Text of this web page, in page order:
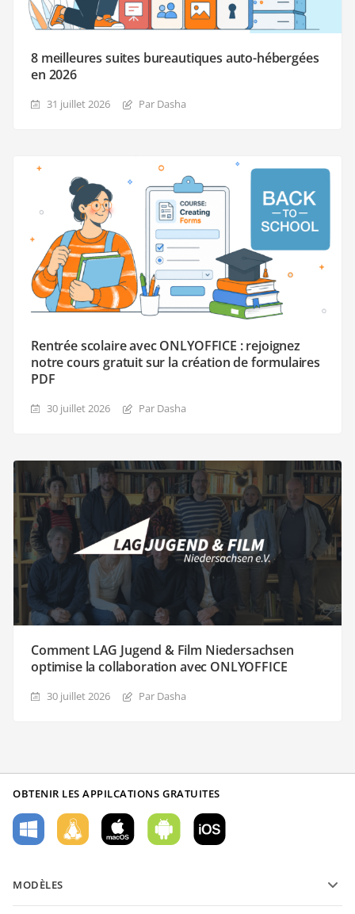
8 meilleures suites bureautiques auto-hébergées
en 2026
31 juillet 2026 Par Dasha
Rentrée scolaire avec ONLYOFFICE : rejoignez
notre cours gratuit sur la création de formulaires
PDF
30 juillet 2026 Par Dasha
Comment LAG Jugend & Film Niedersachsen
optimise la collaboration avec ONLYOFFICE
30 juillet 2026 Par Dasha
OBTENIR LES APPILCATIONS GRATUITES
MODÈLES